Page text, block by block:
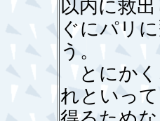
以内に救
ぐにパリ
う。
とにかく
れといっ